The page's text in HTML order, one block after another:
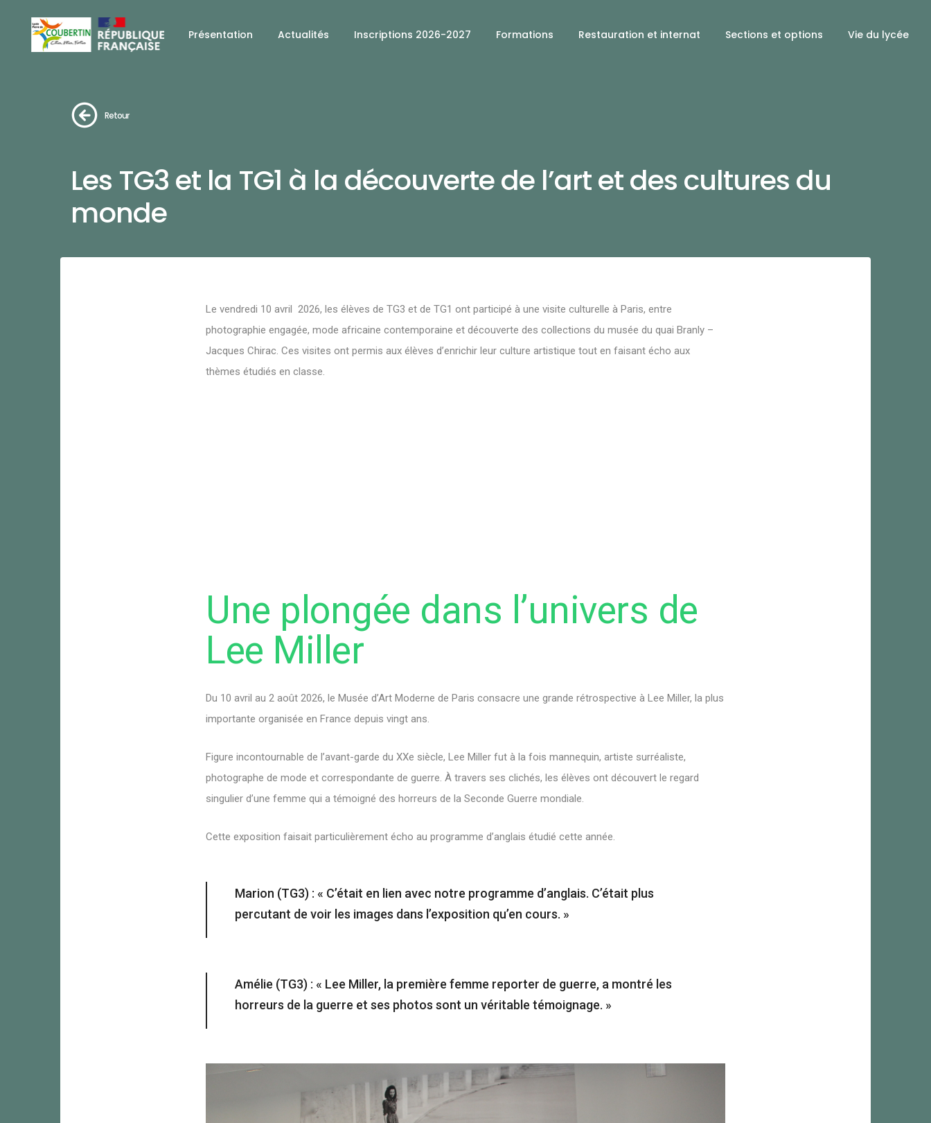
Présentation Actualités Inscriptions 2026-2027 Formations Restauration et internat Sections et options Vie du lycée
Retour
Les TG3 et la TG1 à la découverte de l’art et des cultures du
monde
Le vendredi 10 avril 2026, les élèves de TG3 et de TG1 ont participé à une visite culturelle à Paris, entre
photographie engagée, mode africaine contemporaine et découverte des collections du musée du quai Branly –
Jacques Chirac. Ces visites ont permis aux élèves d’enrichir leur culture artistique tout en faisant écho aux
thèmes étudiés en classe.
Une plongée dans l’univers de
Lee Miller
Du 10 avril au 2 août 2026, le Musée d’Art Moderne de Paris consacre une grande rétrospective à Lee Miller, la plus
importante organisée en France depuis vingt ans.
Figure incontournable de l’avant-garde du XXe siècle, Lee Miller fut à la fois mannequin, artiste surréaliste,
photographe de mode et correspondante de guerre. À travers ses clichés, les élèves ont découvert le regard
singulier d’une femme qui a témoigné des horreurs de la Seconde Guerre mondiale.
Cette exposition faisait particulièrement écho au programme d’anglais étudié cette année.
Marion (TG3) : « C’était en lien avec notre programme d’anglais. C’était plus
percutant de voir les images dans l’exposition qu’en cours. »
Amélie (TG3) : « Lee Miller, la première femme reporter de guerre, a montré les
horreurs de la guerre et ses photos sont un véritable témoignage. »